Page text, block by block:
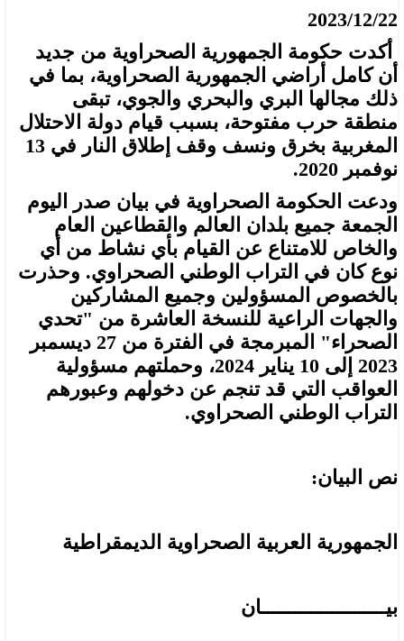
2023/12/22
أكدت حكومة الجمهورية الصحراوية من جديد
أن كامل أراضي الجمهورية الصحراوية، بما في
ذلك مجالها البري والبحري والجوي، تبقى
منطقة حرب مفتوحة، بسبب قيام دولة الاحتلال
المغربية بخرق ونسف وقف إطلاق النار في 13
نوفمبر 2020.
ودعت الحكومة الصحراوية في بيان صدر اليوم
الجمعة جميع بلدان العالم والقطاعين العام
والخاص للامتناع عن القيام بأي نشاط من أي
نوع كان في التراب الوطني الصحراوي. وحذرت
بالخصوص المسؤولين وجميع المشاركين
والجهات الراعية للنسخة العاشرة من "تحدي
الصحراء" المبرمجة في الفترة من 27 ديسمبر
2023 إلى 10 يناير 2024، وحملتهم مسؤولية
العواقب التي قد تنجم عن دخولهم وعبورهم
التراب الوطني الصحراوي.
نص البيان:
الجمهورية العربية الصحراوية الديمقراطية
بيـــــــــــــــــــــــان